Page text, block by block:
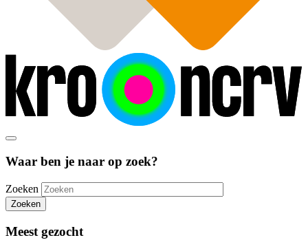
Waar ben je naar op zoek?
Zoeken
Zoeken
Meest gezocht